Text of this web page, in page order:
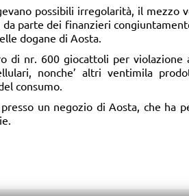
possibili irregolarità, il mezzo
parte dei finanzieri
dogane di Aosta.
di nr. 600 giocattoli per violazione
nonche’ altri ventimila
consumo.
un negozio di Aosta, che ha